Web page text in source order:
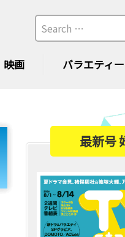
映画 バラエティー
最新号